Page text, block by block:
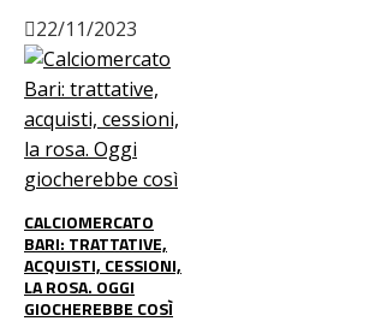
22/11/2023
CALCIOMERCATO
BARI: TRATTATIVE,
ACQUISTI, CESSIONI,
LA ROSA. OGGI
GIOCHEREBBE COSÌ